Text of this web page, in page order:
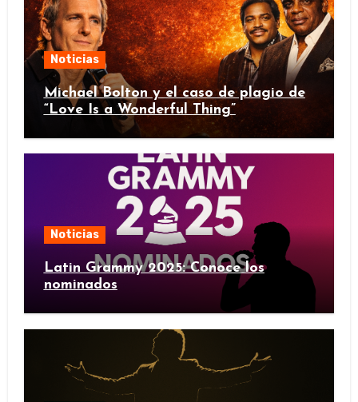
Noticias
Michael Bolton y el caso de plagio de
“Love Is a Wonderful Thing”
Noticias
Latin Grammy 2025: Conoce los
nominados